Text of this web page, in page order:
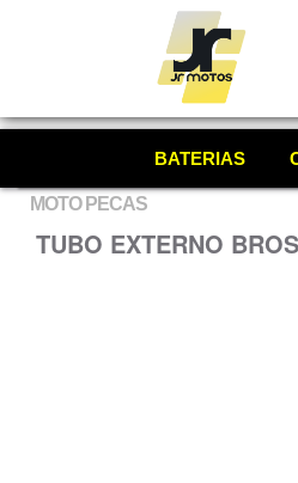
BATERIAS
MOTO PECAS
TUBO EXTERNO